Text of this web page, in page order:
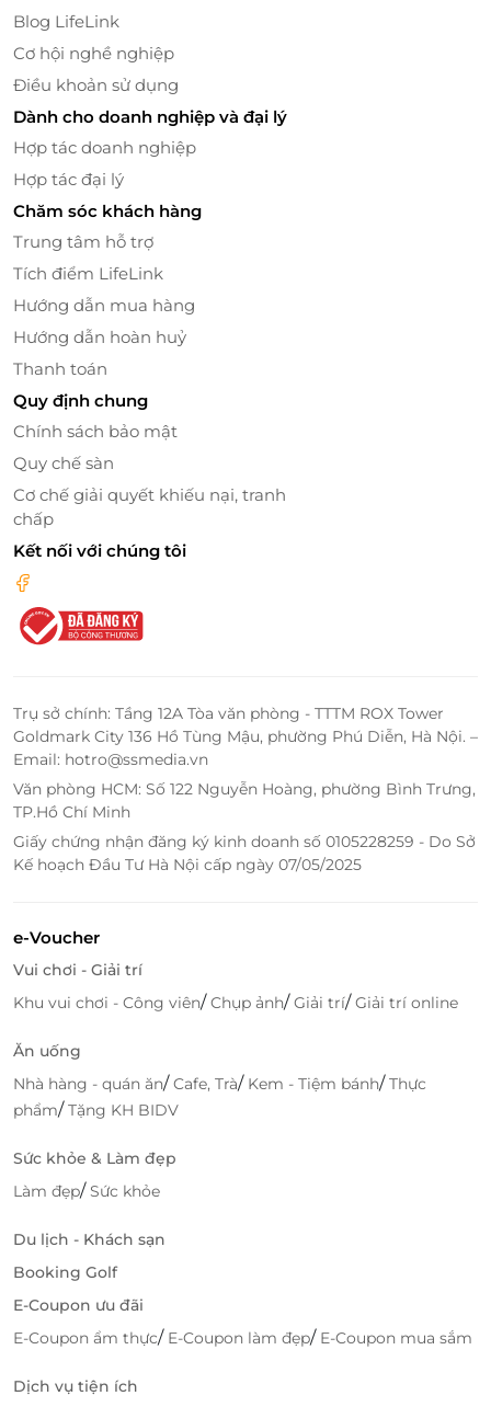
Dễ dàng di chuyển đến các điểm tham quan
Bên cạnh đó, quý khách còn được trải nghiệm các
dịch vụ tiện ích như góc chill với Coffee Dreams,
thiên đường hoa Bloom Haven, khu vui chơi trẻ em,
vườn nướng BBQ, vườn thú cưng, chiêm ngưỡng vẻ
đẹp của vườn hoa và đồ chè thơ mộng, mang đến
trải nghiệm nghỉ dưỡng toàn diện và thú vị.
Trải nghiệm các dịch vụ thú vị
Săn Ngay Voucher Nghỉ Dưỡng Trên
LifeLink - Ưu Đãi Tuyệt Vời Nhất
Ưu Đãi Đặc Biệt
thư giãn và tận hưởng những khoảnh khắc tuyệt vời
Kim Tự Tháp 2N1Đ tại La Fleur Glambing chính là lựa
chọn lý tưởng dành cho bạn! Được cung cấp trên
cơ hội trải nghiệm sự sang trọng và tiện nghi của
Villa Rose tại La Fleur Glambing với mức giá ưu đãi
đặc biệt.
Blog LifeLink
Cơ hội nghề nghiệp
Điều khoản sử dụng
Dành cho doanh nghiệp và đại lý
Hợp tác doanh nghiệp
Hợp tác đại lý
Chăm sóc khách hàng
Trung tâm hỗ trợ
Tích điểm LifeLink
Hướng dẫn mua hàng
Hướng dẫn hoàn huỷ
Thanh toán
Quy định chung
Chính sách bảo mật
Quy chế sàn
Cơ chế giải quyết khiếu nại, tranh
chấp
Kết nối với chúng tôi
Trụ sở chính: Tầng 12A Tòa văn phòng - TTTM ROX Tower
Goldmark City 136 Hồ Tùng Mậu, phường Phú Diễn, Hà Nội. –
Email: hotro@ssmedia.vn
Văn phòng HCM: Số 122 Nguyễn Hoàng, phường Bình Trưng,
TP.Hồ Chí Minh
Giấy chứng nhận đăng ký kinh doanh số 0105228259 - Do Sở
Kế hoạch Đầu Tư Hà Nội cấp ngày 07/05/2025
e-Voucher
Vui chơi - Giải trí
Khu vui chơi - Công viên/Chụp ảnh/Giải trí/Giải trí online
Ăn uống
Nhà hàng - quán ăn/Cafe, Trà/ Kem - Tiệm bánh/Thực
phẩm/Tặng KH BIDV
Sức khỏe & Làm đẹp
Làm đẹp/Sức khỏe
Du lịch - Khách sạn
Booking Golf
E-Coupon ưu đãi
E-Coupon ẩm thực/ E-Coupon làm đẹp/ E-Coupon mua sắm
Dịch vụ tiện ích